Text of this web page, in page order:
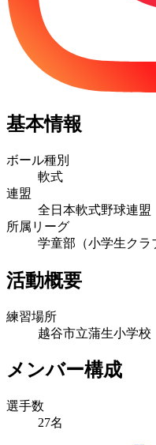
基本情報
ボール種別
軟式
連盟
全日本軟式野球連盟
所属リーグ
学童部（小学生クラ
活動概要
練習場所
越谷市立蒲生小学校
メンバー構成
選手数
27名